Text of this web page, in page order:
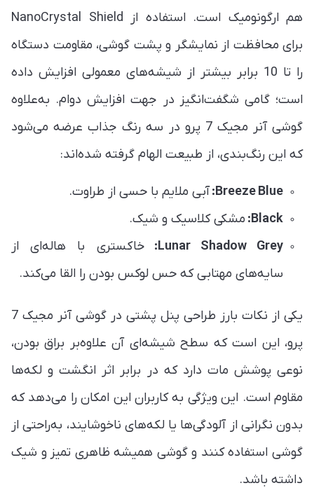
هم ارگونومیک است. استفاده از NanoCrystal Shield
برای محافظت از نمایشگر و پشت گوشی، مقاومت دستگاه
را تا 10 برابر بیشتر از شیشه‌های معمولی افزایش داده
است؛ گامی شگفت‌انگیز در جهت افزایش دوام. به‌علاوه
گوشی آنر مجیک 7 پرو در سه رنگ جذاب عرضه می‌شود
که این رنگ‌بندی، از طبیعت الهام گرفته شده‌اند:
Breeze Blue: آبی ملایم با حسی از طراوت.
Black: مشکی کلاسیک و شیک.
Lunar Shadow Grey:
خاکستری با هاله‌ای از
سایه‌های مهتابی که حس لوکس بودن را القا می‌کند.
یکی از نکات بارز طراحی پنل پشتی در گوشی آنر مجیک 7
پرو، این است که سطح شیشه‌ای آن علاوه‌بر براق بودن،
نوعی پوشش مات دارد که در برابر اثر انگشت و لکه‌ها
مقاوم است. این ویژگی به کاربران این امکان را می‌دهد که
بدون نگرانی از آلودگی‌ها یا لکه‌های ناخوشایند، به‌راحتی از
گوشی استفاده کنند و گوشی همیشه ظاهری تمیز و شیک
داشته باشد.